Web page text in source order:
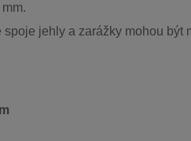
spoje jehly a zarážky mohou být